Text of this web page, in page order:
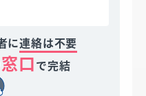
に連絡は不要
口で完結